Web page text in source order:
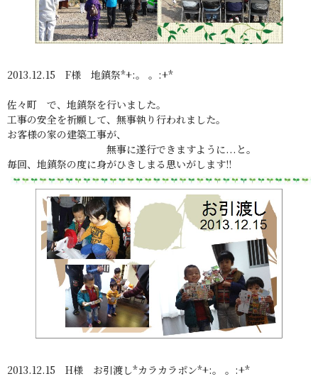
2013.12.15 F様 地鎮祭*+:。 。:+*
佐々町 で、地鎮祭を行いました。
工事の安全を祈願して、無事執り行われました。
お客様の家の建築工事が、
無事に遂行できますように...と。
毎回、地鎮祭の度に身がひきしまる思いがします!!
2013.12.15 H様 お引渡し*カラカラポン*+:。 。:+*